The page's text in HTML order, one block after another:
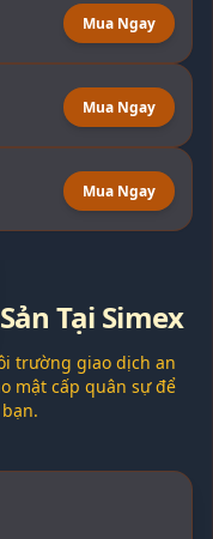
Mua Ngay
Mua Ngay
Mua Ngay
Tại Simex
trường giao dịch an
mật cấp quân sự để